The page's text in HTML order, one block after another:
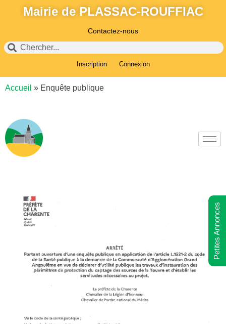
Mairie de PLASSAC-ROUFFIAC
Contactez-nous
Inscription Connexion
Accueil » Enquête publique
Petites Annonces